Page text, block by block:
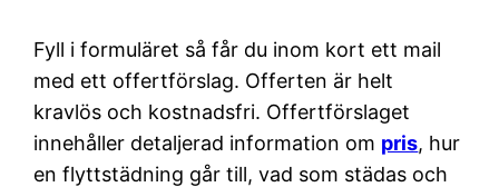
Fyll i formuläret så får du inom kort ett mail
med ett offertförslag. Offerten är helt
kravlös och kostnadsfri. Offertförslaget
innehåller detaljerad information om pris, hur
en flyttstädning går till, vad som städas och